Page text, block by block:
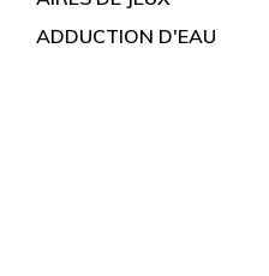
Fonte
ADDUCTION D'EAU